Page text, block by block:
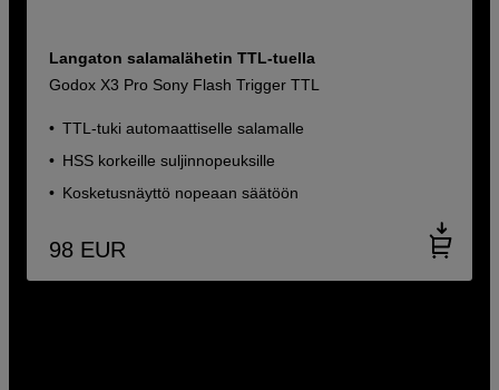
Langaton salamalähetin TTL-tuella
Godox X3 Pro Sony Flash Trigger TTL
TTL-tuki automaattiselle salamalle
HSS korkeille suljinnopeuksille
Kosketusnäyttö nopeaan säätöön
98 EUR